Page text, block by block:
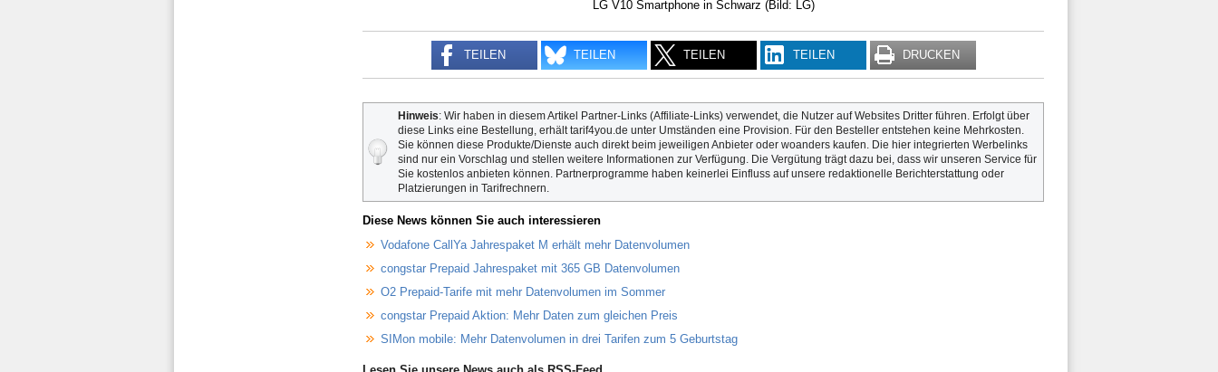
LG V10 Smartphone in Schwarz (Bild: LG)
TEILEN TEILEN TEILEN TEILEN DRUCKEN
Hinweis: Wir haben in diesem Artikel Partner-Links (Affiliate-Links) verwendet, die Nutzer auf Websites Dritter führen. Erfolgt über
diese Links eine Bestellung, erhält tarif4you.de unter Umständen eine Provision. Für den Besteller entstehen keine Mehrkosten.
Sie können diese Produkte/Dienste auch direkt beim jeweiligen Anbieter oder woanders kaufen. Die hier integrierten Werbelinks
sind nur ein Vorschlag und stellen weitere Informationen zur Verfügung. Die Vergütung trägt dazu bei, dass wir unseren Service für
Sie kostenlos anbieten können. Partnerprogramme haben keinerlei Einfluss auf unsere redaktionelle Berichterstattung oder
Platzierungen in Tarifrechnern.
Diese News können Sie auch interessieren
Vodafone CallYa Jahrespaket M erhält mehr Datenvolumen
congstar Prepaid Jahrespaket mit 365 GB Datenvolumen
O2 Prepaid-Tarife mit mehr Datenvolumen im Sommer
congstar Prepaid Aktion: Mehr Daten zum gleichen Preis
SIMon mobile: Mehr Datenvolumen in drei Tarifen zum 5 Geburtstag